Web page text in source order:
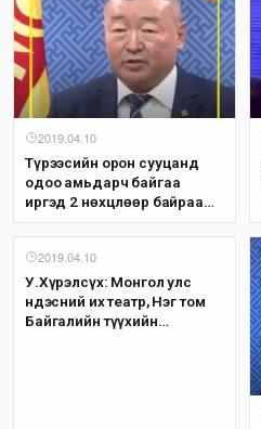
2019.04.10
Түрээсийн орон сууцанд
одоо амьдарч байгаа
иргэд 2 нөхцлөөр байраа
өмчилж авах журам
баталлаа!
2019.04.10
У.Хүрэлсүх: Монгол улс
Үндэсний их театр, Нэг том
Байгалийн түүхийн